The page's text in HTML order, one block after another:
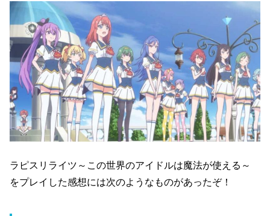
ラピスリライツ～この世界のアイドルは魔法が使える～
をプレイした感想には次のようなものがあったぞ！